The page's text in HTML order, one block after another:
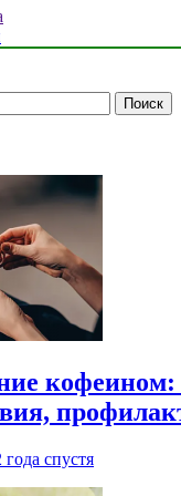
года спустя